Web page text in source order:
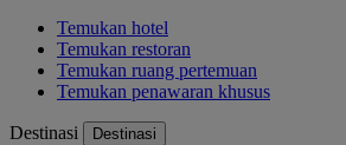
Temukan hotel
Temukan restoran
Temukan ruang pertemuan
Temukan penawaran khusus
Destinasi Destinasi